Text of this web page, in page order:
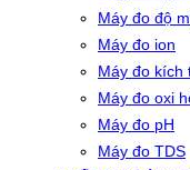
Máy đo độ
Máy đo ion
Máy đo kích
Máy đo oxi
Máy đo pH
Máy đo TDS